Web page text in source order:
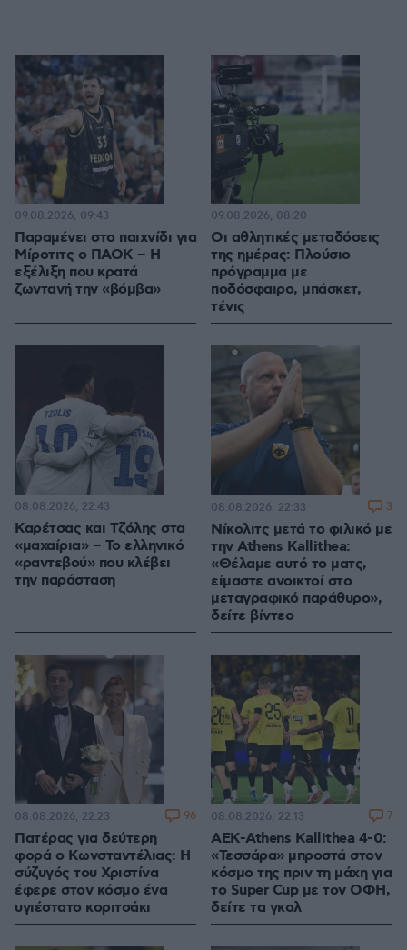
Παραμένει στο παιχνίδι για
Μίροτιτς ο ΠΑΟΚ – Η
εξέλιξη που κρατά
ζωντανή την «βόμβα»
09.08.2026, 09:43
Οι αθλητικές μεταδόσεις
της ημέρας: Πλούσιο
πρόγραμμα με
ποδόσφαιρο, μπάσκετ,
τένις
09.08.2026, 08:20
Καρέτσας και Τζόλης στα
«μαχαίρια» – Το ελληνικό
«ραντεβού» που κλέβει
την παράσταση
08.08.2026, 22:43
Νίκολιτς μετά το φιλικό με
την Athens Kallithea:
«Θέλαμε αυτό το ματς,
είμαστε ανοικτοί στο
μεταγραφικό παράθυρο»,
δείτε βίντεο
08.08.2026, 22:33 3
Πατέρας για δεύτερη
φορά ο Κωνσταντέλιας: Η
σύζυγός του Χριστίνα
έφερε στον κόσμο ένα
υγιέστατο κοριτσάκι
08.08.2026, 22:23 96
ΑΕΚ-Athens Kallithea 4-0:
«Τεσσάρα» μπροστά στον
κόσμο της πριν τη μάχη για
το Super Cup με τον ΟΦΗ,
δείτε τα γκολ
08.08.2026, 22:13 7